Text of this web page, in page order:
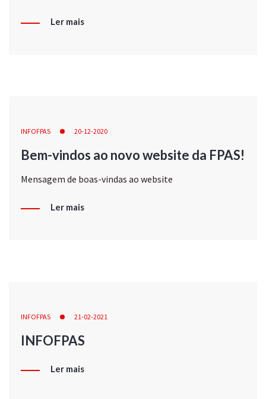
Ler mais
INFOFPAS 20-12-2020
Bem-vindos ao novo website da FPAS!
Mensagem de boas-vindas ao website
Ler mais
INFOFPAS 21-02-2021
INFOFPAS
Ler mais